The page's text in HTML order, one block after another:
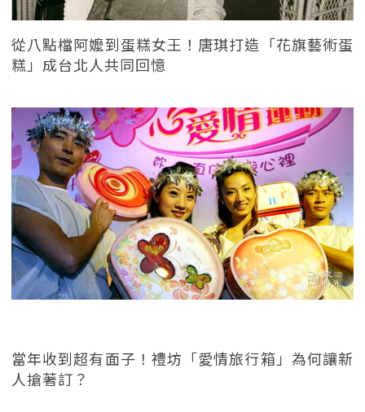
從八點檔阿嬤到蛋糕女王！唐琪打造「花旗藝術蛋
糕」成台北人共同回憶
當年收到超有面子！禮坊「愛情旅行箱」為何讓新
人搶著訂？